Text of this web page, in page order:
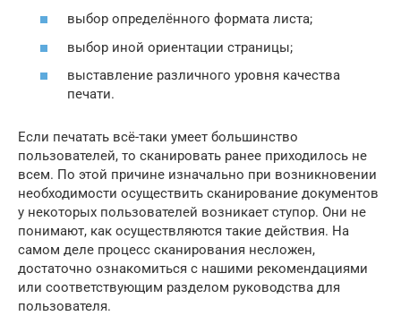
выбор определённого формата листа;
выбор иной ориентации страницы;
выставление различного уровня качества
печати.
Если печатать всё-таки умеет большинство
пользователей, то сканировать ранее приходилось не
всем. По этой причине изначально при возникновении
необходимости осуществить сканирование документов
у некоторых пользователей возникает ступор. Они не
понимают, как осуществляются такие действия. На
самом деле процесс сканирования несложен,
достаточно ознакомиться с нашими рекомендациями
или соответствующим разделом руководства для
пользователя.